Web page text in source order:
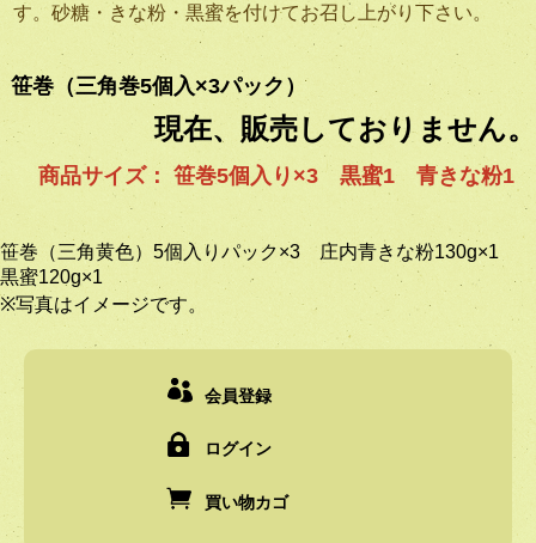
す。砂糖・きな粉・黒蜜を付けてお召し上がり下さい。
笹巻（三角巻5個入×3パック）
現在、販売しておりません。
商品サイズ： 笹巻5個入り×3 黒蜜1 青きな粉1
笹巻（三角黄色）5個入りパック×3 庄内青きな粉130g×1
黒蜜120g×1
※写真はイメージです。
会員登録
ログイン
買い物カゴ